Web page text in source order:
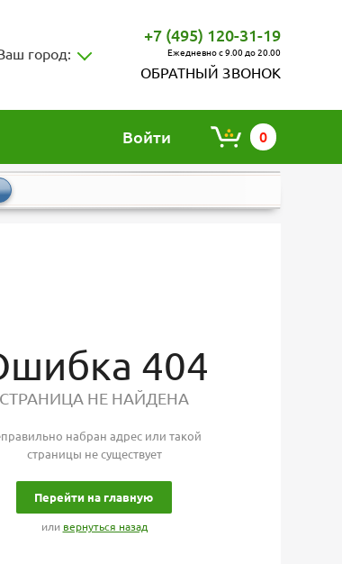
город:
+7 (495) 120-31-19
Ежедневно с 9.00 до 20.00
ОБРАТНЫЙ ЗВОНОК
Войти 0
404
СТРАНИЦА НЕ НАЙДЕНА
набран адрес или такой
страницы не существует
Перейти на главную
или вернуться назад